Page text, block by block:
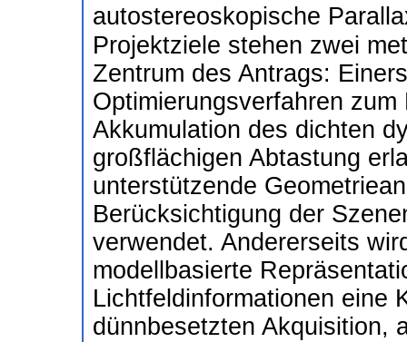
autostereoskopische
Projektziele stehen zwei
Zentrum des Antrags:
Optimierungsverfahren
Akkumulation des dichten
großflächigen Abtastung
unterstützende
Berücksichtigung der
verwendet. Andererseits
modellbasierte
Lichtfeldinformationen eine
dünnbesetzten Akquisition,